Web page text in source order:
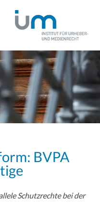
BVPA
Schutzrechte bei der